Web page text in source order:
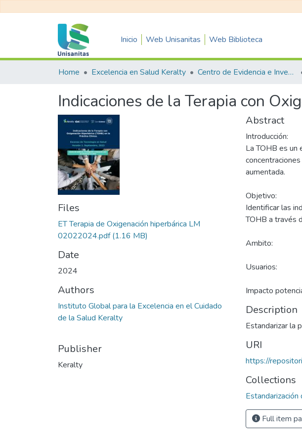
Inicio Web Unisanitas Web Biblioteca
Home Excelencia en Salud Keralty Centro de Evidencia e Investigación para las Decisiones en Salud – CEIDS
Indicaciones de la Terapia con
Files
ET Terapia de Oxigenación hiperbárica LM
02022024.pdf(1.16 MB)
Date
2024
Authors
Instituto Global para la Excelencia en el Cuidado
de la Salud Keralty
Publisher
Keralty
Abstract
Introducción:
La TOHB es un
aumentada.
Objetivo:
Identificar las
TOHB a través
Ambito:
Usuarios:
Impacto
Description
Estandarizar la
URI
https://
Collections
Estandarización
Full item